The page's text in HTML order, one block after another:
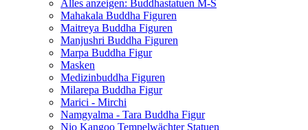
Alles anzeigen: Buddhastatuen M-S
Mahakala Buddha Figuren
Maitreya Buddha Figuren
Manjushri Buddha Figuren
Marpa Buddha Figur
Masken
Medizinbuddha Figuren
Milarepa Buddha Figur
Marici - Mirchi
Namgyalma - Tara Buddha Figur
Nio Kangoo Tempelwächter Statuen